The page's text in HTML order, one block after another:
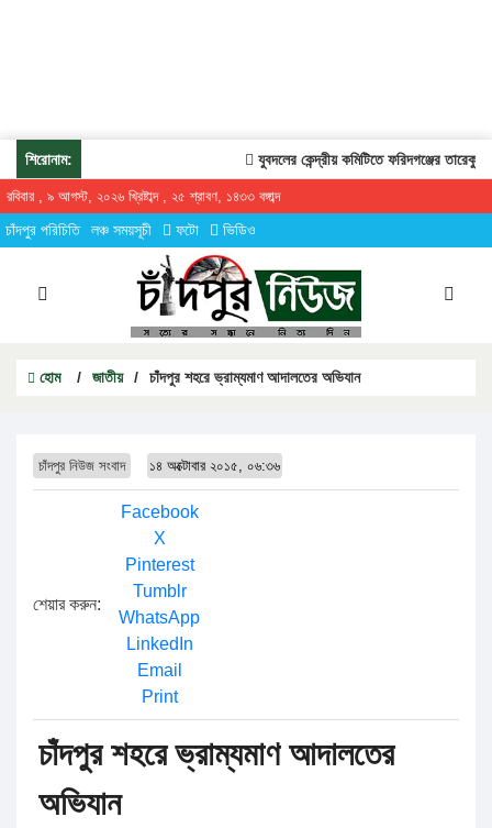
শিরোনাম: যুবদলের কেন্দ্রীয় কমিটিতে ফরিদগঞ্জের তারেকুর
রবিবার , ৯ আগস্ট, ২০২৬ খ্রিষ্টাব্দ , ২৫ শ্রাবণ, ১৪৩৩ বঙ্গাব্দ
চাঁদপুর পরিচিতি লঞ্চ সময়সূচী ফটো ভিডিও
হোম / জাতীয় / চাঁদপুর শহরে ভ্রাম্যমাণ আদালতের অভিযান
চাঁদপুর নিউজ সংবাদ ১৪ অক্টোবার ২০১৫, ০৬:৩৬
শেয়ার করুন:
Facebook
X
Pinterest
Tumblr
WhatsApp
LinkedIn
Email
Print
চাঁদপুর শহরে ভ্রাম্যমাণ আদালতের
অভিযান